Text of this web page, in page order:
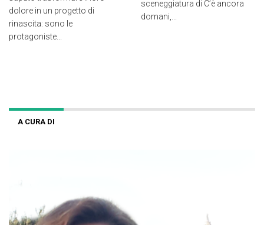
dolore in un progetto di
rinascita: sono le
protagoniste...
sceneggiatura di C’è ancora
domani,...
A CURA DI